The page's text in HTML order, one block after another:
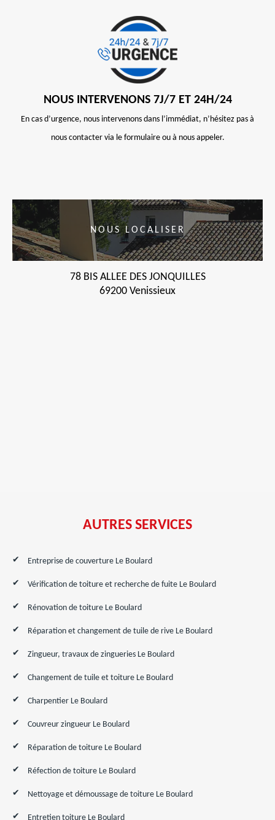
NOUS INTERVENONS 7J/7 ET 24H/24
En cas d’urgence, nous intervenons dans l’immédiat, n’hésitez pas à
nous contacter via le formulaire ou à nous appeler.
NOUS LOCALISER
78 BIS ALLEE DES JONQUILLES
69200 Venissieux
AUTRES SERVICES
Entreprise de couverture Le Boulard
Vérification de toiture et recherche de fuite Le Boulard
Rénovation de toiture Le Boulard
Réparation et changement de tuile de rive Le Boulard
Zingueur, travaux de zingueries Le Boulard
Changement de tuile et toiture Le Boulard
Charpentier Le Boulard
Couvreur zingueur Le Boulard
Réparation de toiture Le Boulard
Réfection de toiture Le Boulard
Nettoyage et démoussage de toiture Le Boulard
Entretien toiture Le Boulard